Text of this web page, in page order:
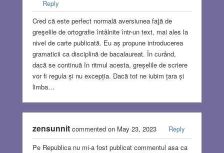
Reply
Cred că este perfect normală aversiunea faţă de
greşelile de ortografie întâlnite într-un text, mai ales la
nivel de carte publicată. Eu aș propune introducerea
gramaticii ca disciplină de bacalaureat. În curând,
dacă se continuă în ritmul acesta, greșelile de scriere
vor fi regula și nu excepția. Dacă tot ne iubim țara și
limba…
zensunnitcommented on May 23, 2023
Reply
Pe Republica nu mi-a fost publicat commentul asa ca